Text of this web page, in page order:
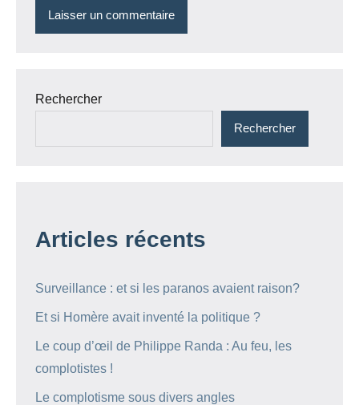
Rechercher
Rechercher
Articles récents
Surveillance : et si les paranos avaient raison?
Et si Homère avait inventé la politique ?
Le coup d’œil de Philippe Randa : Au feu, les
complotistes !
Le complotisme sous divers angles